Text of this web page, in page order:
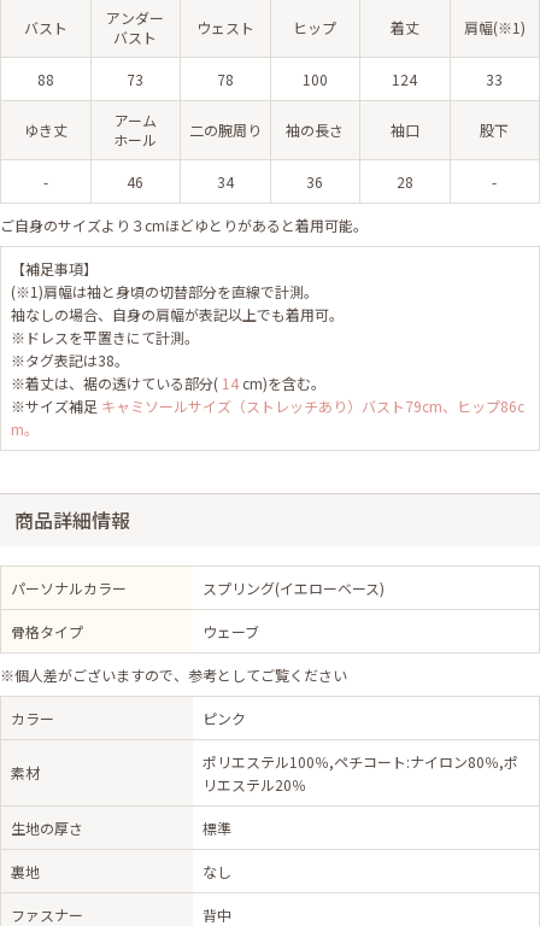
バスト
アンダー
バスト
ウェスト ヒップ 着丈 肩幅(※1)
88 73 78 100 124 33
ゆき丈
アーム
ホール
二の腕周り 袖の長さ 袖口 股下
- 46 34 36 28 -
ご自身のサイズより３cmほどゆとりがあると着用可能。
【補足事項】
(※1)肩幅は袖と身頃の切替部分を直線で計測。
袖なしの場合、自身の肩幅が表記以上でも着用可。
※ドレスを平置きにて計測。
※タグ表記は38。
※着丈は、裾の透けている部分( 14 cm)を含む。
※サイズ補足 キャミソールサイズ（ストレッチあり）バスト79cm、ヒップ86c
m。
商品詳細情報
パーソナルカラー スプリング(イエローベース)
骨格タイプ ウェーブ
※個人差がございますので、参考としてご覧ください
カラー ピンク
素材
ポリエステル100％,ペチコート:ナイロン80％,ポ
リエステル20％
生地の厚さ 標準
裏地 なし
ファスナー 背中